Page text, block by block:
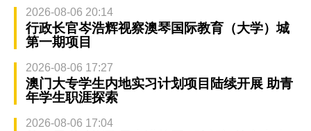
2026-08-06 20:14
行政长官岑浩辉视察澳琴国际教育（大学）城
第一期项目
2026-08-06 17:27
澳门大专学生内地实习计划项目陆续开展 助青
年学生职涯探索
2026-08-06 17:04